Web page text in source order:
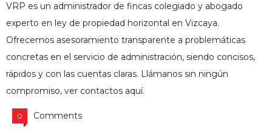
VRP es un administrador de fincas colegiado y abogado
experto en ley de propiedad horizontal en Vizcaya.
Ofrecemos asesoramiento transparente a problemáticas
concretas en el servicio de administración, siendo concisos,
rápidos y con las cuentas claras. Llámanos sin ningún
compromiso, ver contactos aquí.
0 Comments